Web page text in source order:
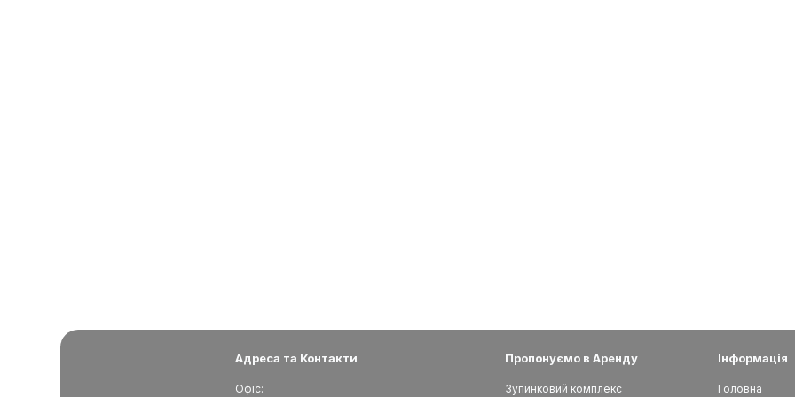
Адреса та Контакти
Офіс:
Пропонуємо в Аренду
Зупинковий комплекс
Інформація
Головна